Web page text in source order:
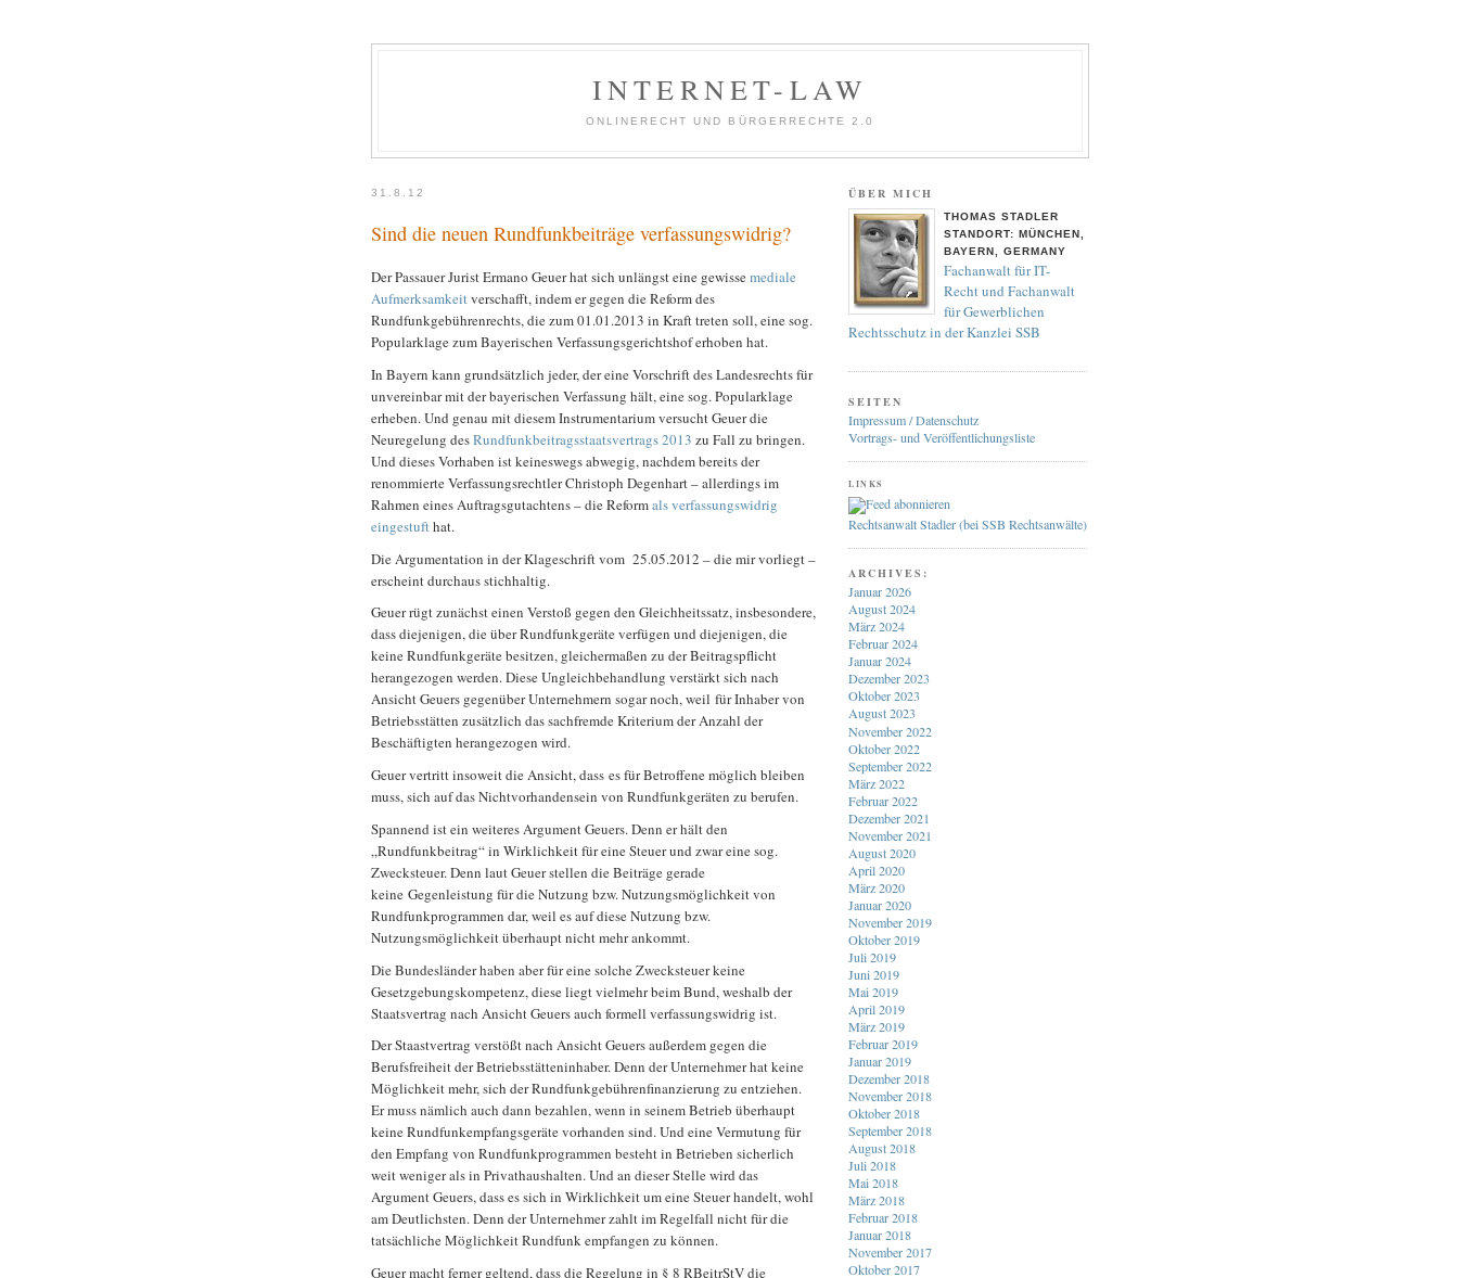
INTERNET-LAW
ONLINERECHT UND BÜRGERRECHTE 2.0
31.8.12
Sind die neuen Rundfunkbeiträge verfassungswidrig?
Der Passauer Jurist Ermano Geuer hat sich unlängst eine gewissemediale
Aufmerksamkeitverschafft, indem er gegen die Reform des
Rundfunkgebührenrechts, die zum 01.01.2013 in Kraft treten soll, eine sog.
Popularklage zum Bayerischen Verfassungsgerichtshof erhoben hat.
In Bayern kann grundsätzlich jeder, der eine Vorschrift des Landesrechts für
unvereinbar mit der bayerischen Verfassung hält, eine sog. Popularklage
erheben. Und genau mit diesem Instrumentarium versucht Geuer die
Neuregelung desRundfunkbeitragsstaatsvertrags 2013 zu Fall zu bringen.
Und dieses Vorhaben ist keineswegs abwegig, nachdem bereits der
renommierte Verfassungsrechtler Christoph Degenhart – allerdings im
Rahmen eines Auftragsgutachtens – die Reformals verfassungswidrig
eingestufthat.
Die Argumentation in der Klageschrift vom 25.05.2012 – die mir vorliegt –
erscheint durchaus stichhaltig.
Geuer rügt zunächst einen Verstoß gegen den Gleichheitssatz, insbesondere,
dass diejenigen, die über Rundfunkgeräte verfügen und diejenigen, die
keine Rundfunkgeräte besitzen, gleichermaßen zu der Beitragspflicht
herangezogen werden. Diese Ungleichbehandlung verstärkt sich nach
Ansicht Geuers gegenüber Unternehmern sogar noch, weil für Inhaber von
Betriebsstätten zusätzlich das sachfremde Kriterium der Anzahl der
Beschäftigten herangezogen wird.
Geuer vertritt insoweit die Ansicht, dass es für Betroffene möglich bleiben
muss, sich auf das Nichtvorhandensein von Rundfunkgeräten zu berufen.
Spannend ist ein weiteres Argument Geuers. Denn er hält den
„Rundfunkbeitrag“ in Wirklichkeit für eine Steuer und zwar eine sog.
Zwecksteuer. Denn laut Geuer stellen die Beiträge gerade
keine Gegenleistung für die Nutzung bzw. Nutzungsmöglichkeit von
Rundfunkprogrammen dar, weil es auf diese Nutzung bzw.
Nutzungsmöglichkeit überhaupt nicht mehr ankommt.
Die Bundesländer haben aber für eine solche Zwecksteuer keine
Gesetzgebungskompetenz, diese liegt vielmehr beim Bund, weshalb der
Staatsvertrag nach Ansicht Geuers auch formell verfassungswidrig ist.
Der Staastvertrag verstößt nach Ansicht Geuers außerdem gegen die
Berufsfreiheit der Betriebsstätteninhaber. Denn der Unternehmer hat keine
Möglichkeit mehr, sich der Rundfunkgebührenfinanzierung zu entziehen.
Er muss nämlich auch dann bezahlen, wenn in seinem Betrieb überhaupt
keine Rundfunkempfangsgeräte vorhanden sind. Und eine Vermutung für
den Empfang von Rundfunkprogrammen besteht in Betrieben sicherlich
weit weniger als in Privathaushalten. Und an dieser Stelle wird das
Argument Geuers, dass es sich in Wirklichkeit um eine Steuer handelt, wohl
am Deutlichsten. Denn der Unternehmer zahlt im Regelfall nicht für die
tatsächliche Möglichkeit Rundfunk empfangen zu können.
Geuer macht ferner geltend, dass die Regelung in § 8 RBeitrStV die
ÜBER MICH
THOMAS STADLER
STANDORT: MÜNCHEN,
BAYERN, GERMANY
Fachanwalt für IT-
Recht und Fachanwalt
für Gewerblichen
Rechtsschutz in der Kanzlei SSB
SEITEN
Impressum / Datenschutz
Vortrags- und Veröffentlichungsliste
LINKS
Rechtsanwalt Stadler (bei SSB Rechtsanwälte)
ARCHIVES:
Januar 2026
August 2024
März 2024
Februar 2024
Januar 2024
Dezember 2023
Oktober 2023
August 2023
November 2022
Oktober 2022
September 2022
März 2022
Februar 2022
Dezember 2021
November 2021
August 2020
April 2020
März 2020
Januar 2020
November 2019
Oktober 2019
Juli 2019
Juni 2019
Mai 2019
April 2019
März 2019
Februar 2019
Januar 2019
Dezember 2018
November 2018
Oktober 2018
September 2018
August 2018
Juli 2018
Mai 2018
März 2018
Februar 2018
Januar 2018
November 2017
Oktober 2017